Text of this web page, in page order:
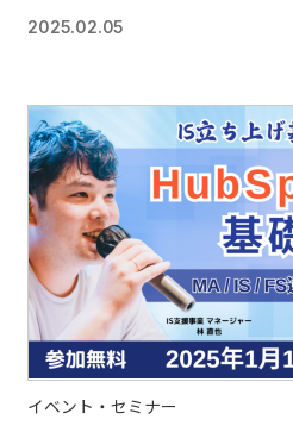
2025.02.05
イベント・セミナー